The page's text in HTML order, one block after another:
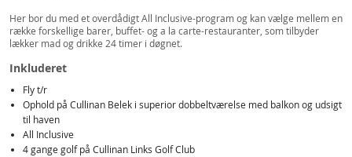
Her bor du med et overdådigt All Inclusive-program og kan vælge mellem en
række forskellige barer, buffet- og a la carte-restauranter, som tilbyder
lækker mad og drikke 24 timer i døgnet.
Inkluderet
Fly t/r
Ophold på Cullinan Belek i superior dobbeltværelse med balkon og udsigt
til haven
All Inclusive
4 gange golf på Cullinan Links Golf Club